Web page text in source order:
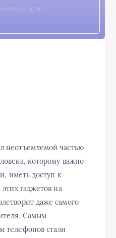
2014
неотъемлемой частью
которому важно
иметь доступ к
гаджетов на
даже самого
Самым
телефонов стали